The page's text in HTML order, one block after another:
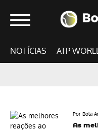
NOTÍCIAS ATP
Por Bola
As